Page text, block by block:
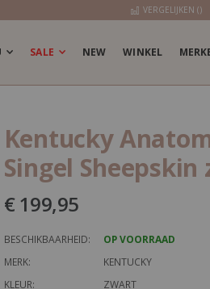
VERGELIJKEN ()
SALE NEW WINKEL
Kentucky
Singel Sheepskin
€ 199,95
BESCHIKBAARHEID:
OP VOORRAAD
MERK:
KENTUCKY
KLEUR:
ZWART